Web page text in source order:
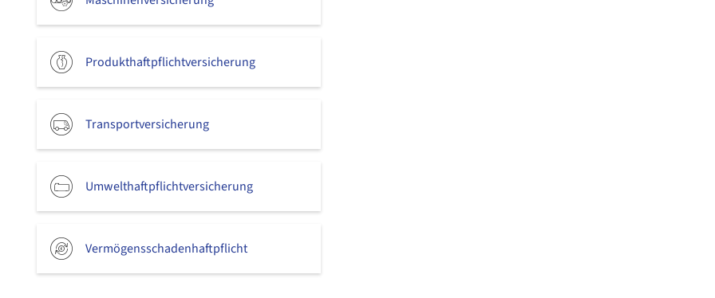
Produkthaftpflichtversicherung
Transportversicherung
Umwelthaftpflichtversicherung
Vermögensschadenhaftpflicht